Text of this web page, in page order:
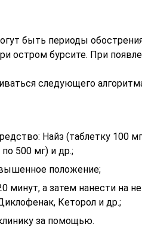
быть периоды
остром бурсите. При
следующего
Найз (таблетку 100
500 мг) и др.;
положение;
минут, а затем нанести на
Кеторол и др.;
за помощью.